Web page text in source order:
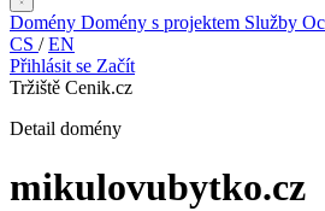
Domény Domény s projektem Služby
CS / EN
Přihlásit se Začít
Tržiště Cenik.cz
Detail domény
mikulovubytko.cz